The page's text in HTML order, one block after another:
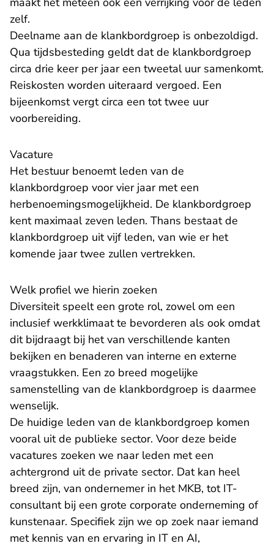
zelf.
Deelname aan de klankbordgroep is onbezoldigd.
Qua tijdsbesteding geldt dat de klankbordgroep
circa drie keer per jaar een tweetal uur samenkomt.
Reiskosten worden uiteraard vergoed. Een
bijeenkomst vergt circa een tot twee uur
voorbereiding.
Vacature
Het bestuur benoemt leden van de
klankbordgroep voor vier jaar met een
herbenoemingsmogelijkheid. De klankbordgroep
kent maximaal zeven leden. Thans bestaat de
klankbordgroep uit vijf leden, van wie er het
komende jaar twee zullen vertrekken.
Welk profiel we hierin zoeken
Diversiteit speelt een grote rol, zowel om een
inclusief werkklimaat te bevorderen als ook omdat
dit bijdraagt bij het van verschillende kanten
bekijken en benaderen van interne en externe
vraagstukken. Een zo breed mogelijke
samenstelling van de klankbordgroep is daarmee
wenselijk.
De huidige leden van de klankbordgroep komen
vooral uit de publieke sector. Voor deze beide
vacatures zoeken we naar leden met een
achtergrond uit de private sector. Dat kan heel
breed zijn, van ondernemer in het MKB, tot IT-
consultant bij een grote corporate onderneming of
kunstenaar. Specifiek zijn we op zoek naar iemand
met kennis van en ervaring in IT en AI,